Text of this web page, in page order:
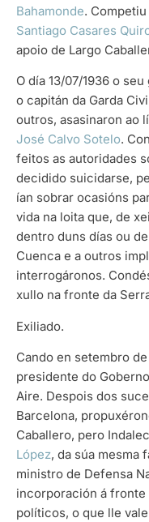
Bahamonde.
Santiago Casares
apoio de Largo
O día 13/07/1936 o
o capitán da Garda
outros, asasinaron ao
José Calvo Sotelo.
feitos as autoridades
decidido suicidarse,
ían sobrar ocasións
vida na loita que, de
dentro duns días ou
Cuenca e a outros
interrogáronos.
xullo na fronte da
Exiliado.
Cando en setembro
presidente do
Aire. Despois dos
Barcelona,
Caballero, pero
López, da súa mesma
ministro de Defensa
incorporación á
políticos, o que lle